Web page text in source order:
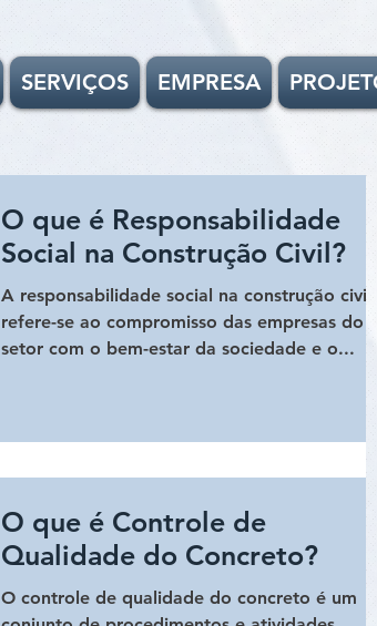
SERVIÇOS EMPRESA
O que é Responsabilidade
Social na Construção Civil?
A responsabilidade social na construção civil
refere-se ao compromisso das empresas do
setor com o bem-estar da sociedade e o...
O que é Controle de
Qualidade do Concreto?
O controle de qualidade do concreto é um